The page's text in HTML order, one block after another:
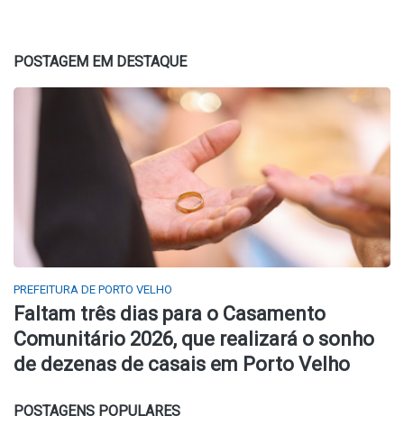
POSTAGEM EM DESTAQUE
PREFEITURA DE PORTO VELHO
Faltam três dias para o Casamento
Comunitário 2026, que realizará o sonho
de dezenas de casais em Porto Velho
POSTAGENS POPULARES